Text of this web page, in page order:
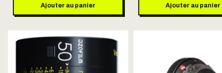
Ajouter au panier Ajouter au panier